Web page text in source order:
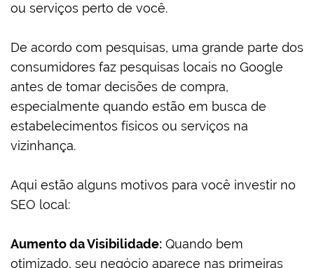
ou serviços perto de você.
De acordo com pesquisas, uma grande parte dos
consumidores faz pesquisas locais no Google
antes de tomar decisões de compra,
especialmente quando estão em busca de
estabelecimentos físicos ou serviços na
vizinhança.
Aqui estão alguns motivos para você investir no
SEO local:
Aumento da Visibilidade: Quando bem
otimizado, seu negócio aparece nas primeiras